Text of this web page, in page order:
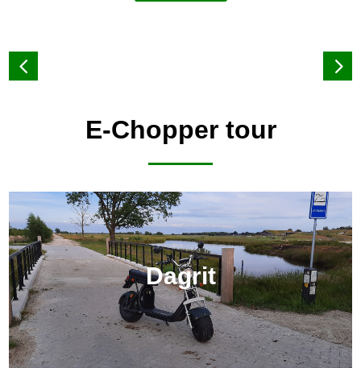
E-Chopper tour
Dagrit